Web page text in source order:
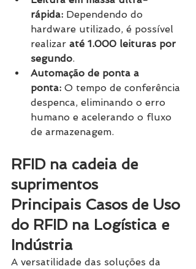
rápida: Dependendo do
hardware utilizado, é possível
realizar até 1.000 leituras por
segundo.
Automação de ponta a
ponta: O tempo de conferência
despenca, eliminando o erro
humano e acelerando o fluxo
de armazenagem.
RFID na cadeia de
suprimentos
Principais Casos de Uso
do RFID na Logística e
Indústria
A versatilidade das soluções da